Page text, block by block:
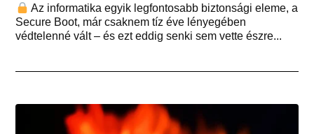
Az informatika egyik legfontosabb biztonsági eleme, a
Secure Boot, már csaknem tíz éve lényegében
védtelenné vált – és ezt eddig senki sem vette észre...